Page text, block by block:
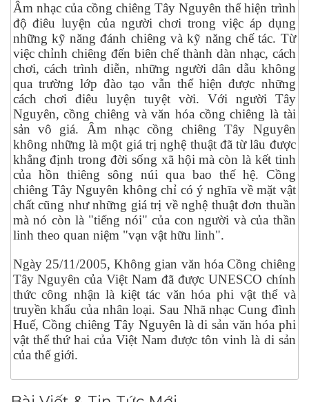
Âm nhạc của cồng chiêng Tây Nguyên thể hiện trình
độ điêu luyện của người chơi trong việc áp dụng
những kỹ năng đánh chiêng và kỹ năng chế tác. Từ
việc chỉnh chiêng đến biên chế thành dàn nhạc, cách
chơi, cách trình diễn, những người dân dẫu không
qua trường lớp đào tạo vẫn thể hiện được những
cách chơi điêu luyện tuyệt vời. Với người Tây
Nguyên, cồng chiêng và văn hóa cồng chiêng là tài
sản vô giá. Âm nhạc cồng chiêng Tây Nguyên
không những là một giá trị nghệ thuật đã từ lâu được
khẳng định trong đời sống xã hội mà còn là kết tinh
của hồn thiêng sông núi qua bao thế hệ. Cồng
chiêng Tây Nguyên không chỉ có ý nghĩa về mặt vật
chất cũng như những giá trị về nghệ thuật đơn thuần
mà nó còn là "tiếng nói" của con người và của thần
linh theo quan niệm "vạn vật hữu linh".
Ngày 25/11/2005, Không gian văn hóa Cồng chiêng
Tây Nguyên của Việt Nam đã được UNESCO chính
thức công nhận là kiệt tác văn hóa phi vật thể và
truyền khẩu của nhân loại. Sau Nhã nhạc Cung đình
Huế, Cồng chiêng Tây Nguyên là di sản văn hóa phi
vật thể thứ hai của Việt Nam được tôn vinh là di sản
của thế giới.